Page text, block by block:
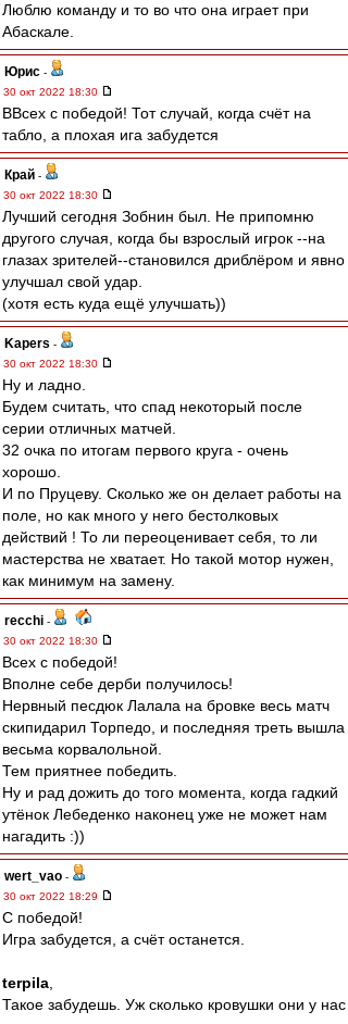
Люблю команду и то во что она играет при
Абаскале.
Юрис -
30 окт 2022 18:30
ВВсех с победой! Тот случай, когда счёт на
табло, а плохая ига забудется
Край -
30 окт 2022 18:30
Лучший сегодня Зобнин был. Не припомню
другого случая, когда бы взрослый игрок --на
глазах зрителей--становился дриблёром и явно
улучшал свой удар.
(хотя есть куда ещё улучшать))
Kapers -
30 окт 2022 18:30
Ну и ладно.
Будем считать, что спад некоторый после
серии отличных матчей.
32 очка по итогам первого круга - очень
хорошо.
И по Пруцеву. Сколько же он делает работы на
поле, но как много у него бестолковых
действий ! То ли переоценивает себя, то ли
мастерства не хватает. Но такой мотор нужен,
как минимум на замену.
recchi -
30 окт 2022 18:30
Всех с победой!
Вполне себе дерби получилось!
Нервный песдюк Лалала на бровке весь матч
скипидарил Торпедо, и последняя треть вышла
весьма корвалольной.
Тем приятнее победить.
Ну и рад дожить до того момента, когда гадкий
утёнок Лебеденко наконец уже не может нам
нагадить :))
wert_vao -
30 окт 2022 18:29
С победой!
Игра забудется, а счёт останется.
terpila
Такое забудешь. Уж сколько кровушки они у нас